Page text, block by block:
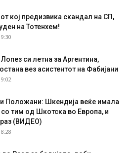
кој предизвика скандал на СП,
на Тотенхем!
Лопез си летна за Аргентина,
вез асистентот на Фабијани
Положани: Шкендија веќе имала
тим од Шкотска во Европа, и
(ВИДЕО)